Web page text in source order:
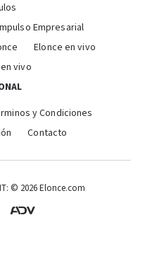
Empresarial
Elonce en vivo
vivo
y Condiciones
Contacto
© 2026 Elonce.com